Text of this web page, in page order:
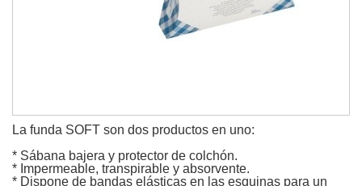
La funda SOFT son dos productos en uno:
* Sábana bajera y protector de colchón.
* Impermeable, transpirable y absorvente.
* Dispone de bandas elásticas en las esquinas para un